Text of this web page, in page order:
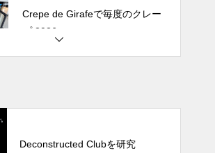
oyamaでメンテナンス 2026
Deconstructed Clubを研究